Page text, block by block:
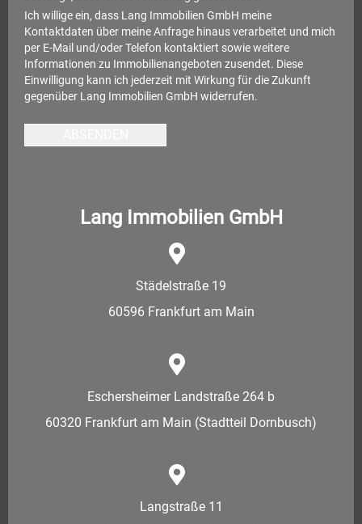
Ich willige ein, dass Lang Immobilien GmbH meine
Kontaktdaten über meine Anfrage hinaus verarbeitet und mich
per E-Mail und/oder Telefon kontaktiert sowie weitere
Informationen zu Immobilienangeboten zusendet. Diese
Einwilligung kann ich jederzeit mit Wirkung für die Zukunft
gegenüber Lang Immobilien GmbH widerrufen.
Lang Immobilien GmbH
Städelstraße 19
60596 Frankfurt am Main
Eschersheimer Landstraße 264 b
60320 Frankfurt am Main (Stadtteil Dornbusch)
Langstraße 11